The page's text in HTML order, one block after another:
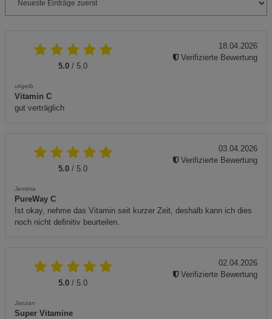
5.0 / 5.0
ukgelb
Vitamin C
gut verträglich
18.04.2026
Verifizierte Bewertung
5.0 / 5.0
Jemima
PureWay C
Ist okay, nehme das Vitamin seit kurzer Zeit, deshalb kann ich dies
noch nicht definitiv beurteilen.
03.04.2026
Verifizierte Bewertung
5.0 / 5.0
Janzan
Super Vitamine
02.04.2026
Verifizierte Bewertung